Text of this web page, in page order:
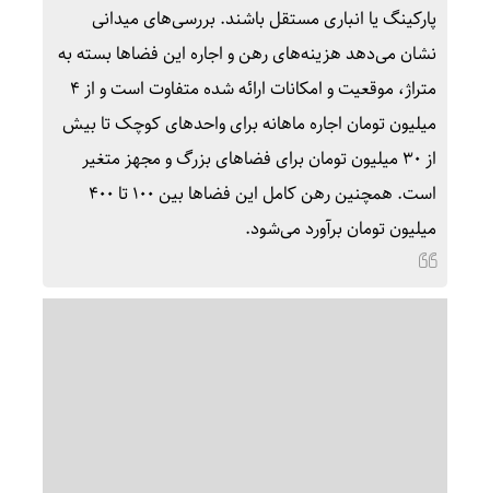
پارکینگ یا انباری مستقل باشند. بررسی‌های میدانی
نشان می‌دهد هزینه‌های رهن و اجاره این فضاها بسته به
متراژ، موقعیت و امکانات ارائه شده متفاوت است و از ۴
میلیون تومان اجاره ماهانه برای واحدهای کوچک تا بیش
از ۳۰ میلیون تومان برای فضاهای بزرگ و مجهز متغیر
است. همچنین رهن کامل این فضاها بین ۱۰۰ تا ۴۰۰
میلیون تومان برآورد می‌شود.